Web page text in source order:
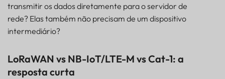
transmitir os dados diretamente para o servidor de
rede? Elas também não precisam de um dispositivo
intermediário?
LoRaWAN vs NB-IoT/LTE-M vs Cat-1: a
resposta curta